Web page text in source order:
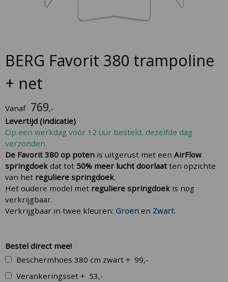
BERG Favorit 380 trampoline
+ net
Vanaf 769,-
Levertijd (indicatie)
Op een werkdag vóór 12 uur besteld, dezelfde dag
verzonden
De Favorit 380 op poten is uitgerust met een AirFlow
springdoek dat tot 50% meer lucht doorlaat ten opzichte
van het reguliere springdoek.
Het oudere model met reguliere springdoek is nog
verkrijgbaar.
Verkrijgbaar in twee kleuren: Groen en Zwart.
Bestel direct mee!
Beschermhoes 380 cm zwart + 99,-
Verankeringsset + 53,-
to
the
beginning
of
images
gallery